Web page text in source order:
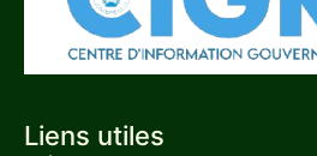
Liens utiles